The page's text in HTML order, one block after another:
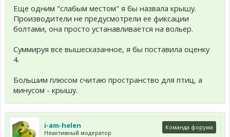
Еще одним "слабым местом" я бы назвала крышу.
Производители не предусмотрели ее фиксации
болтами, она просто устанавливается на вольер.
Суммируя все вышесказанное, я бы поставила оценку
4.
Большим плюсом считаю пространство для птиц, а
минусом - крышу.
i-am-helen
Неактивный модератор
Команда форума